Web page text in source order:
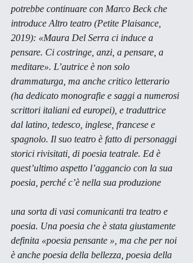
potrebbe continuare con Marco Beck che
introduce Altro teatro (Petite Plaisance,
2019): «Maura Del Serra ci induce a
pensare. Ci costringe, anzi, a pensare, a
meditare». L’autrice è non solo
drammaturga, ma anche critico letterario
(ha dedicato monografie e saggi a numerosi
scrittori italiani ed europei), e traduttrice
dal latino, tedesco, inglese, francese e
spagnolo. Il suo teatro è fatto di personaggi
storici rivisitati, di poesia teatrale. Ed è
quest’ultimo aspetto l’aggancio con la sua
poesia, perché c’è nella sua produzione
una sorta di vasi comunicanti tra teatro e
poesia. Una poesia che è stata giustamente
definita «poesia pensante », ma che per noi
è anche poesia della bellezza, poesia della